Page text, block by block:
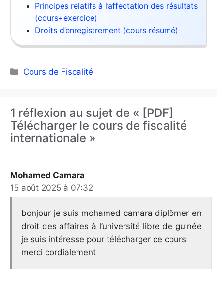
Principes relatifs à l’affectation des résultats
(cours+exercice)
Droits d’enregistrement (cours résumé)
Catégories
Cours de Fiscalité
1 réflexion au sujet de « [PDF]
Télécharger le cours de fiscalité
internationale »
Mohamed Camara
15 août 2025 à 07:32
bonjour je suis mohamed camara diplômer en
droit des affaires à l’université libre de guinée
je suis intéresse pour télécharger ce cours
merci cordialement